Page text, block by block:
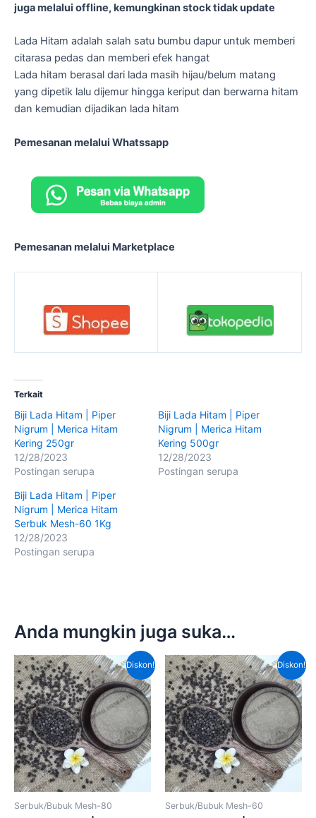
juga melalui offline, kemungkinan stock tidak update
Lada Hitam adalah salah satu bumbu dapur untuk memberi
citarasa pedas dan memberi efek hangat
Lada hitam berasal dari lada masih hijau/belum matang
yang dipetik lalu dijemur hingga keriput dan berwarna hitam
dan kemudian dijadikan lada hitam
Pemesanan melalui Whatssapp
Pemesanan melalui Marketplace
Terkait
Biji Lada Hitam | Piper
Nigrum | Merica Hitam
Kering 250gr
12/28/2023
Postingan serupa
Biji Lada Hitam | Piper
Nigrum | Merica Hitam
Kering 500gr
12/28/2023
Postingan serupa
Biji Lada Hitam | Piper
Nigrum | Merica Hitam
Serbuk Mesh-60 1Kg
12/28/2023
Postingan serupa
Anda mungkin juga suka…
Diskon!
Serbuk/Bubuk Mesh-80
Harga
aslinya
adalah:
Rp400,000.00.
Harga
saat
ini
adalah:
Rp280,000.00.
Diskon!
Serbuk/Bubuk Mesh-60
Harga
aslinya
adalah:
Rp340,000.00.
saat
ini